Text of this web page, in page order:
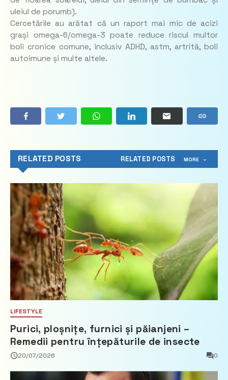
uleiul de porumb).
Cercetările au arătat că un raport mai mic de acizi
grași omega-6/omega-3 poate reduce riscul multor
boli cronice comune, inclusiv ADHD, astm, artrită, boli
autoimune și multe altele.
RELATED POSTS RELATED POSTS MORE
LIFESTYLE
Purici, ploșnițe, furnici și păianjeni –
Remedii pentru înțepăturile de insecte
20/07/2026 0